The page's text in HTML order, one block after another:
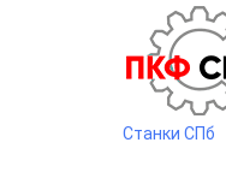
Станки СПб